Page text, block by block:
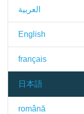
العربية
English
français
日本語
română